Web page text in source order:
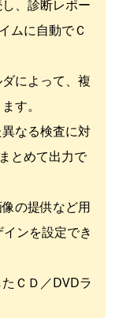
、診断レポー
ムに自動でＣ
によって、複
す。
なる検査に対
とめて出力で
の提供など用
ンを設定でき
ＣＤ／DVDラ